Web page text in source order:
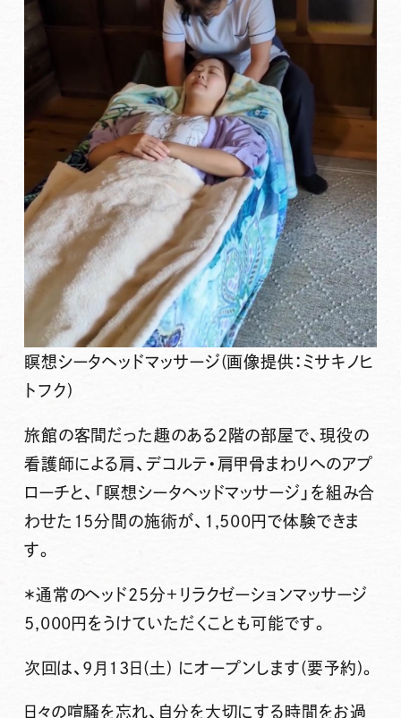
瞑想シータヘッドマッサージ(画像提供：ミサキノヒ
トフク)
旅館の客間だった趣のある2階の部屋で、現役の
看護師による肩、デコルテ・肩甲骨まわりへのアプ
ローチと、「瞑想シータヘッドマッサージ」を組み合
わせた15分間の施術が、1,500円で体験できま
す。
＊通常のヘッド25分＋リラクゼーションマッサージ
5,000円をうけていただくことも可能です。
次回は、 9月13日(土) にオープンします(要予約)。
日々の喧騒を忘れ、自分を大切にする時間をお過